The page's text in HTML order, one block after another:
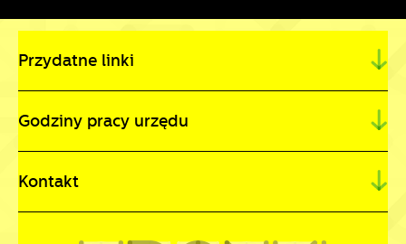
Przydatne linki
Godziny pracy urzędu
Kontakt